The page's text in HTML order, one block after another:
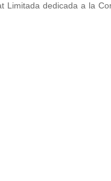
dedicada a la